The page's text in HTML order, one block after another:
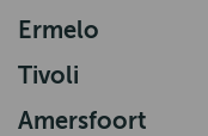
Ermelo
Tivoli
Amersfoort